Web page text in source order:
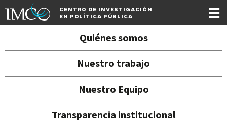
CENTRO DE INVESTIGACIÓN
EN POLÍTICA PÚBLICA
Quiénes somos
Nuestro trabajo
Nuestro Equipo
Transparencia institucional